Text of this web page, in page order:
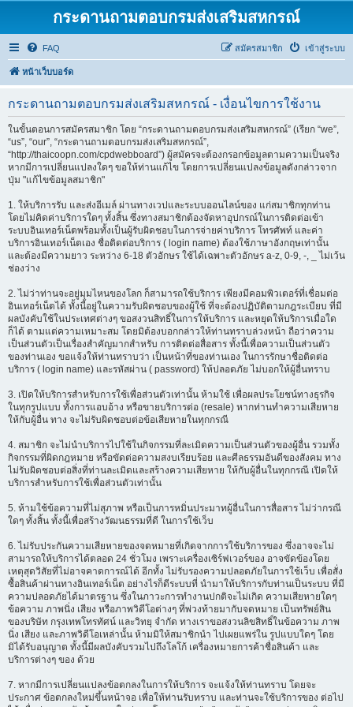
กระดานถามตอบกรมส่งเสริมสหกรณ์
FAQ เข้าสู่ระบบ
สมัครสมาชิก
หน้าเว็บบอร์ด
กระดานถามตอบกรมส่งเสริมสหกรณ์ - เงื่อนไขการใช้งาน
ในขั้นตอนการสมัครสมาชิก โดย “กระดานถามตอบกรมส่งเสริมสหกรณ์” (เรียก “we”,
“us”, “our”, “กระดานถามตอบกรมส่งเสริมสหกรณ์”,
“http://thaicoopn.com/cpdwebboard”) ผู้สมัครจะต้องกรอกข้อมูลตามความเป็นจริง
หากมีการเปลี่ยนแปลงใดๆ ขอให้ท่านแก้ไข โดยการเปลี่ยนแปลงข้อมูลดังกล่าวจาก
ปุ่ม "แก้ไขข้อมูลสมาชิก"
1. ให้บริการรับ และส่งอีเมล์ ผ่านทางเวปและระบบออนไลน์ของ แก่สมาชิกทุกท่าน
โดยไม่คิดค่าบริการใดๆ ทั้งสิ้น ซึ่งทางสมาชิกต้องจัดหาอุปกรณ์ในการติดต่อเข้า
ระบบอินเทอร์เน็ตพร้อมทั้งเป็นผู้รับผิดชอบในการจ่ายค่าบริการ โทรศัพท์ และค่า
บริการอินเทอร์เน็ตเอง ชื่อติดต่อบริการ ( login name) ต้องใช้ภาษาอังกฤษเท่านั้น
และต้องมีความยาว ระหว่าง 6-18 ตัวอักษร ใช้ได้เฉพาะตัวอักษร a-z, 0-9, -, _ ไม่เว้น
ช่องว่าง
2. ไม่ว่าท่านจะอยู่มุมไหนของโลก ก็สามารถใช้บริการ เพียงมีคอมพิวเตอร์ที่เชื่อมต่อ
อินเทอร์เน็ตได้ ทั้งนี้อยู่ในความรับผิดชอบของผู้ใช้ ที่จะต้องปฏิบัติตามกฎระเบียบ ที่มี
ผลบังคับใช้ในประเทศต่างๆ ขอสงวนสิทธิ์ในการให้บริการ และหยุดให้บริการเมื่อใด
ก็ได้ ตามแต่ความเหมาะสม โดยมิต้องบอกกล่าวให้ท่านทราบล่วงหน้า ถือว่าความ
เป็นส่วนตัวเป็นเรื่องสำคัญมากสำหรับ การติดต่อสื่อสาร ทั้งนี้เพื่อความเป็นส่วนตัว
ของท่านเอง ขอแจ้งให้ท่านทราบว่า เป็นหน้าที่ของท่านเอง ในการรักษาชื่อติดต่อ
บริการ ( login name) และรหัสผ่าน ( password) ให้ปลอดภัย ไม่บอกให้ผู้อื่นทราบ
3. เปิดให้บริการสำหรับการใช้เพื่อส่วนตัวเท่านั้น ห้ามใช้ เพื่อผลประโยชน์ทางธุรกิจ
ในทุกรูปแบบ ทั้งการแอบอ้าง หรือขายบริการต่อ (resale) หากท่านทำความเสียหาย
ให้กับผู้อื่น ทาง จะไม่รับผิดชอบต่อข้อเสียหายในทุกกรณี
4. สมาชิก จะไม่นำบริการไปใช้ในกิจกรรมที่ละเมิดความเป็นส่วนตัวของผู้อื่น รวมทั้ง
กิจกรรมที่ผิดกฎหมาย หรือขัดต่อความสงบเรียบร้อย และศีลธรรมอันดีของสังคม ทาง
ไม่รับผิดชอบต่อสิ่งที่ท่านละเมิดและสร้างความเสียหาย ให้กับผู้อื่นในทุกกรณี เปิดให้
บริการสำหรับการใช้เพื่อส่วนตัวเท่านั้น
5. ห้ามใช้ข้อความที่ไม่สุภาพ หรือเป็นการหมิ่นประมาทผู้อื่นในการสื่อสาร ไม่ว่ากรณี
ใดๆ ทั้งสิ้น ทั้งนี้เพื่อสร้างวัฒนธรรมที่ดี ในการใช้เว็บ
6. ไม่รับประกันความเสียหายของจดหมายที่เกิดจากการใช้บริการของ ซึ่งอาจจะไม่
สามารถให้บริการได้ตลอด 24 ชั่วโมง เพราะเครื่องเซิร์ฟเวอร์ของ อาจขัดข้องโดย
เหตุสุดวิสัยที่ไม่อาจคาดการณ์ได้ อีกทั้ง ไม่รับรองความปลอดภัยในการใช้เว็บ เพื่อสั่ง
ซื้อสินค้าผ่านทางอินเทอร์เน็ต อย่างไรก็ดีระบบที่ นำมาให้บริการกับท่านเป็นระบบ ที่มี
ความปลอดภัยได้มาตรฐาน ซึ่งในภาวะการทำงานปกติจะไม่เกิด ความเสียหายใดๆ
ข้อความ ภาพนิ่ง เสียง หรือภาพวิดีโอต่างๆ ที่พ่วงท้ายมากับจดหมาย เป็นทรัพย์สิน
ของบริษัท กรุงเทพโทรทัศน์ และวิทยุ จำกัด ทางเราขอสงวนลิขสิทธิ์ในข้อความ ภาพ
นิ่ง เสียง และภาพวิดีโอเหล่านั้น ห้ามมิให้สมาชิกนำ ไปเผยแพร่ใน รูปแบบใดๆ โดย
มิได้รับอนุญาต ทั้งนี้มีผลบังคับรวมไปถึงโลโก้ เครื่องหมายการค้าชื่อสินค้า และ
บริการต่างๆ ของ ด้วย
7. หากมีการเปลี่ยนแปลงข้อตกลงในการให้บริการ จะแจ้งให้ท่านทราบ โดยจะ
ประกาศ ข้อตกลงใหม่ขึ้นหน้าจอ เพื่อให้ท่านรับทราบ และท่านจะใช้บริการของ ต่อไป